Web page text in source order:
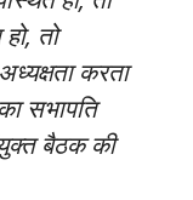
तो
करता
सभापति
बैठक की